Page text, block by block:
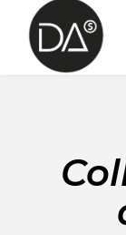
content